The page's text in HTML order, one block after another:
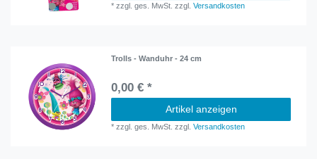
*zzgl. ges. MwSt. zzgl.Versandkosten
Trolls - Wanduhr - 24 cm
0,00 € *
Artikel anzeigen
*zzgl. ges. MwSt. zzgl.Versandkosten